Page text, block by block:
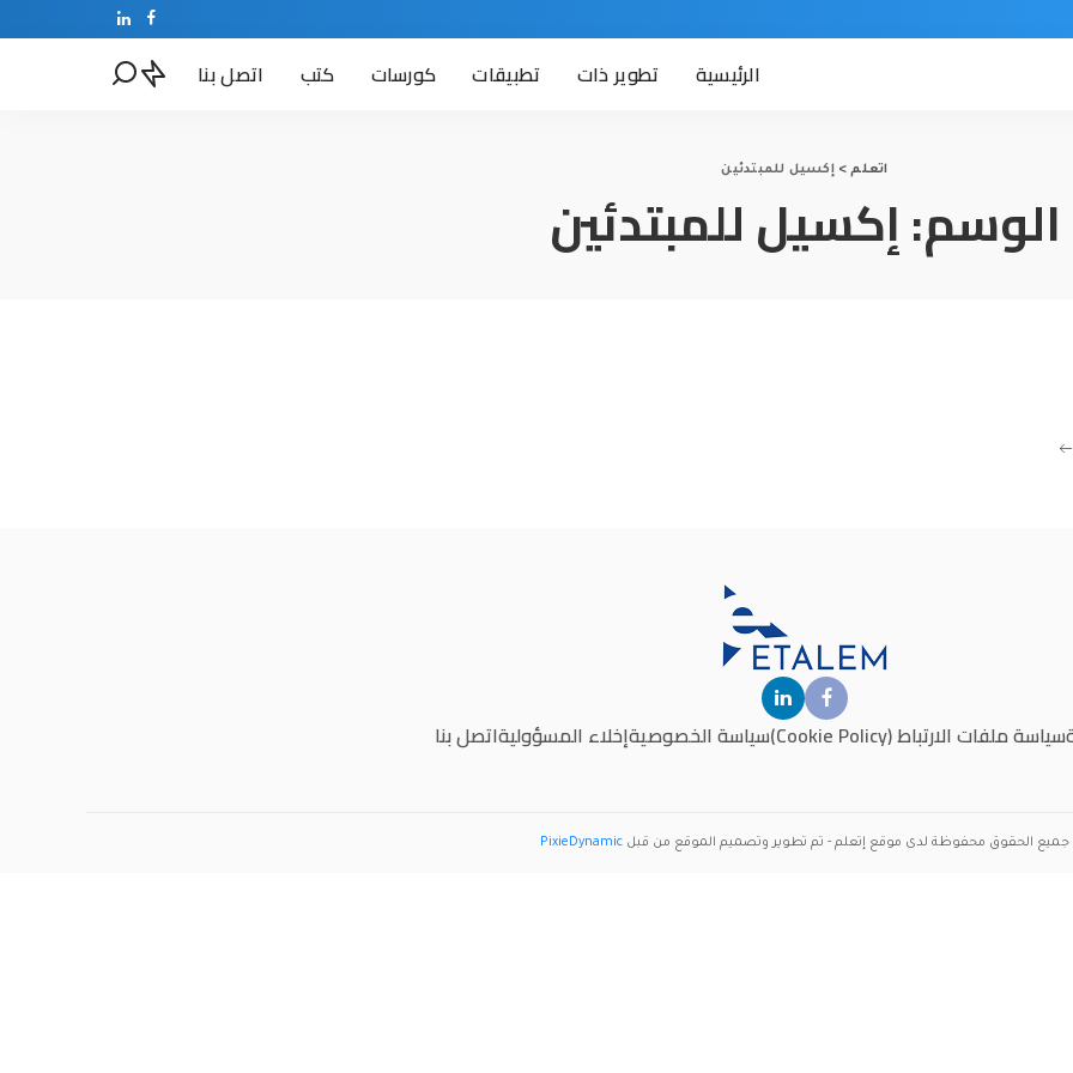
الرئيسية تطوير ذات تطبيقات كورسات كتب اتصل بنا
اتعلم> إكسيل للمبتدئين
الوسم:إكسيل للمبتدئين
سياسة ملفات الارتباط (Cookie Policy) سياسة الخصوصيةإخلاء المسؤوليةاتصل بنا
جميع الحقوق محفوظة لدى موقع إتعلم - تم تطوير وتصميم الموقع من قبل PixieDynamic